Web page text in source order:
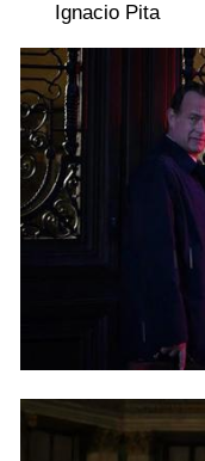
Ignacio Pita